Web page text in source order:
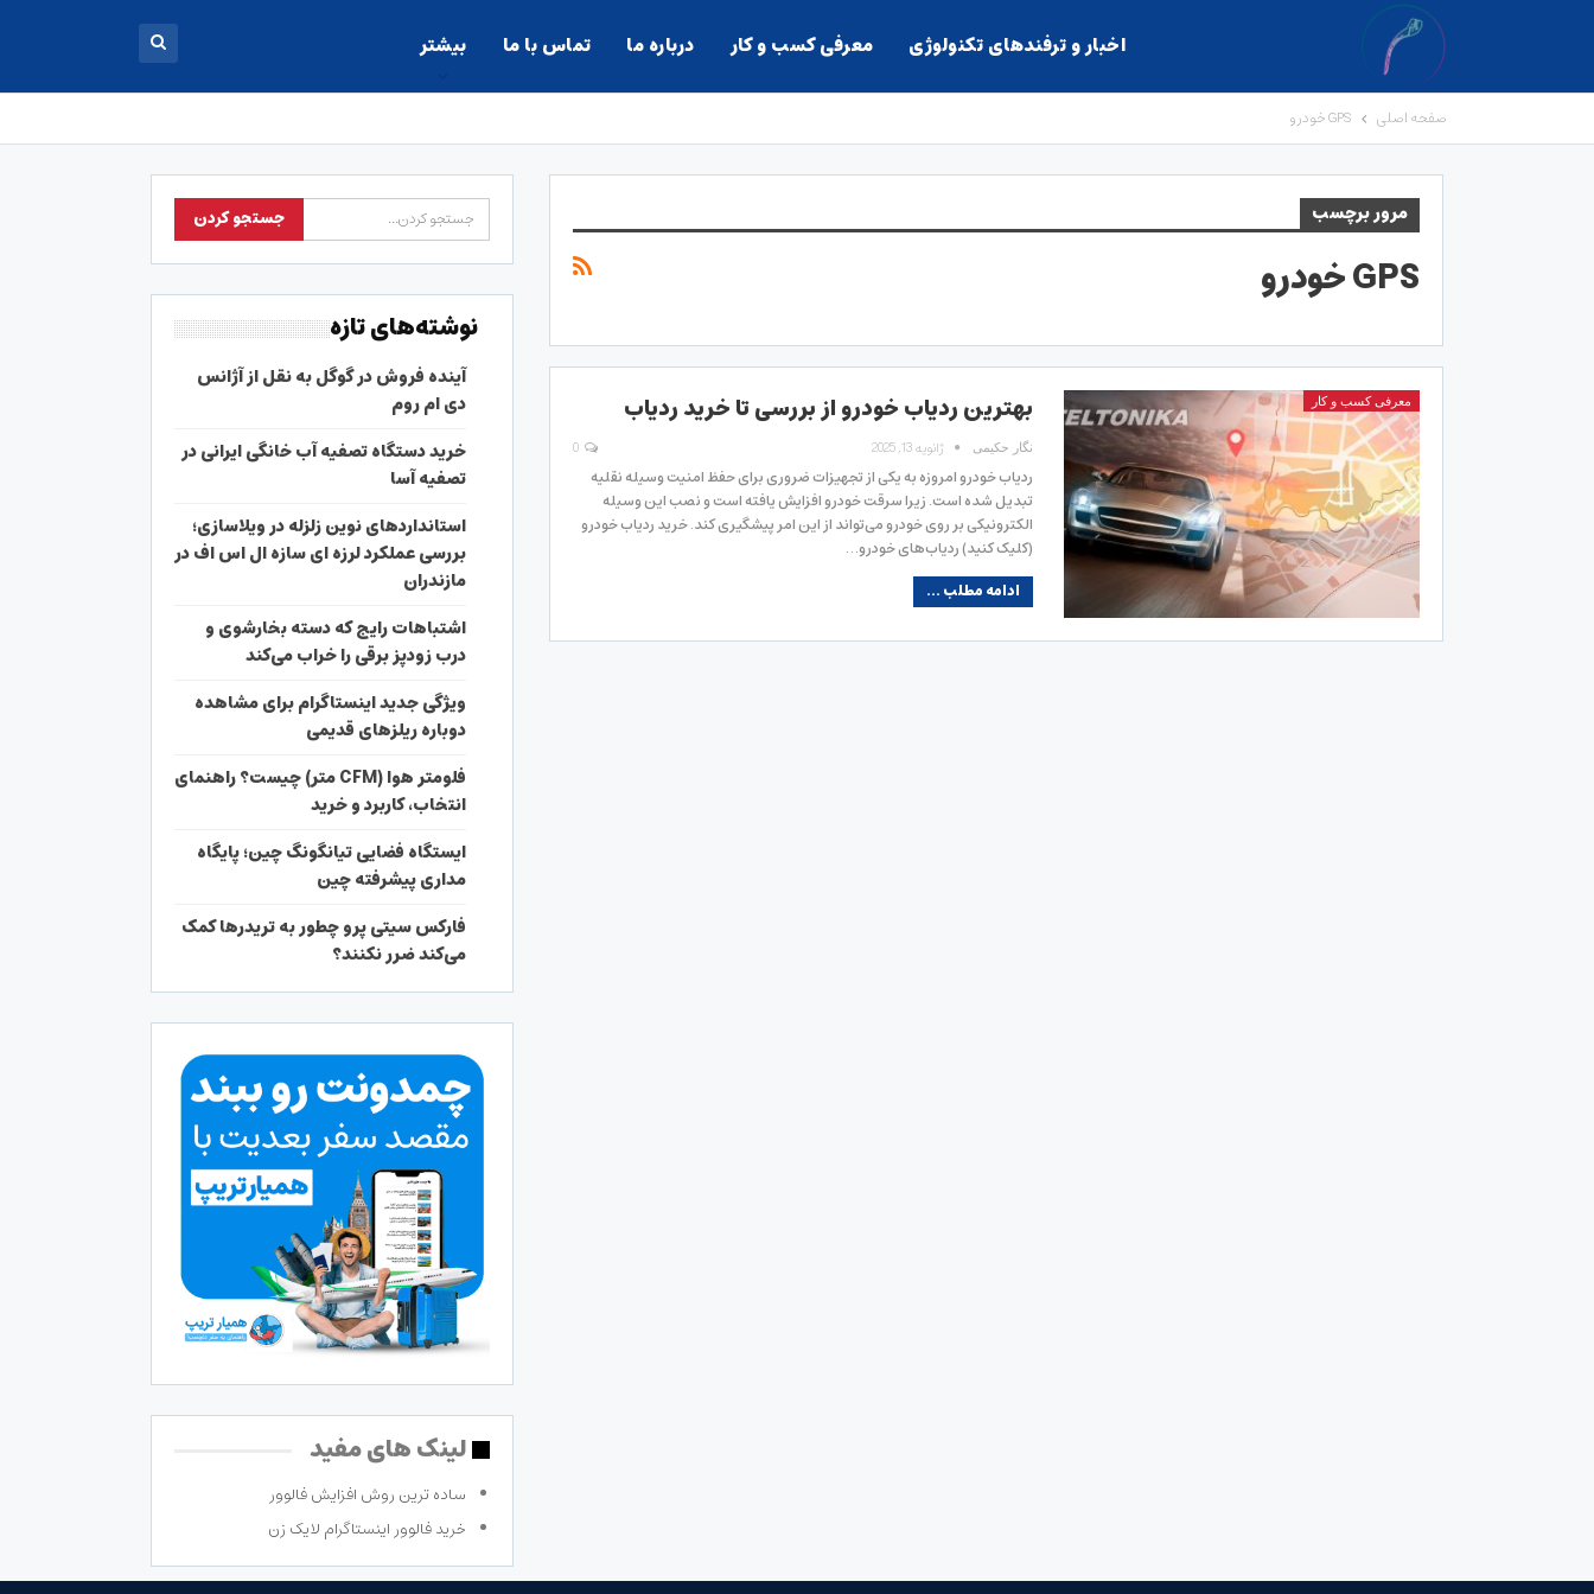
اخبار و ترفندهای تکنولوژی معرفی کسب و کار درباره ما تماس با ما بیشتر
صفحه اصلی GPS خودرو
مرور برچسب
GPS خودرو
معرفی کسب و کار بهترین ردیاب خودرو از بررسی تا خرید ردیاب
نگار حکیمی ژانویه 13, 2025
ردیاب خودرو امروزه به یکی از تجهیزات ضروری برای حفظ امنیت وسیله نقلیه
تبدیل شده است. زیرا سرقت خودرو افزایش یافته است و نصب این وسیله
الکترونیکی بر روی خودرو می‌تواند از این امر پیشگیری کند. خرید ردیاب خودرو
(کلیک کنید) ردیاب‌های خودرو…
ادامه مطلب ...
نوشته‌های تازه
آینده فروش در گوگل به نقل از آژانس
دی ام روم
خرید دستگاه تصفیه آب خانگی ایرانی در
تصفیه آسا
استانداردهای نوین زلزله در ویلاسازی؛
بررسی عملکرد لرزه ای سازه ال اس اف در
مازندران
اشتباهات رایج که دسته بخارشوی و
درب زودپز برقی را خراب می‌کند
ویژگی جدید اینستاگرام برای مشاهده
دوباره ریلزهای قدیمی
فلومتر هوا (CFM متر) چیست؟ راهنمای
انتخاب، کاربرد و خرید
ایستگاه فضایی تیانگونگ چین؛ پایگاه
مداری پیشرفته چین
فارکس سیتی پرو چطور به تریدرها کمک
می‌کند ضرر نکنند؟
لینک های مفید
ساده ترین روش افزایش فالوور
خرید فالوور اینستاگرام لایک زن